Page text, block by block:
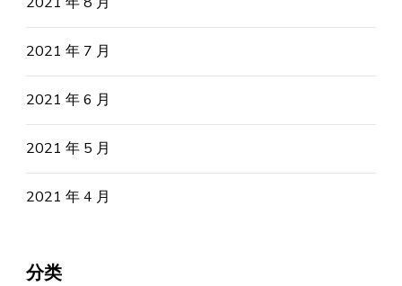
2021 年 7 月
2021 年 6 月
2021 年 5 月
2021 年 4 月
分类